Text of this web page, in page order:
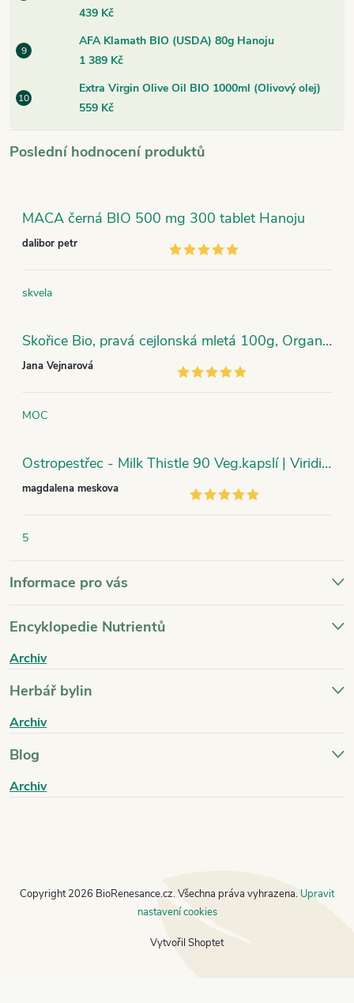
439 Kč
AFA Klamath BIO (USDA) 80g Hanoju
1 389 Kč
Extra Virgin Olive Oil BIO 1000ml (Olivový olej)
559 Kč
Poslední hodnocení produktů
MACA černá BIO 500 mg 300 tablet Hanoju
dalibor petr
skvela
Skořice Bio, pravá cejlonská mletá 100g, Organic India
Jana Vejnarová
MOC
Ostropestřec - Milk Thistle 90 Veg.kapslí | Viridian
magdalena meskova
5
Informace pro vás
Encyklopedie Nutrientů
Archiv
Herbář bylin
Archiv
Blog
Archiv
Vytvořil Shoptet
Copyright 2026 BioRenesance.cz. Všechna práva vyhrazena. Upravit
nastavení cookies